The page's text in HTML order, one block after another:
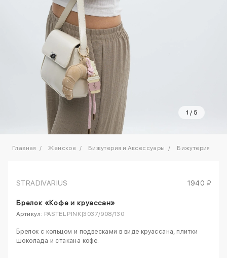
1 / 5
Главная Женское Бижутерия и Аксессуары Бижутерия
STRADIVARIUS 1940 ₽
Брелок «Кофе и круассан»
Артикул: PASTEL PINK|3037/908/130
Брелок с кольцом и подвесками в виде круассана, плитки
шоколада и стакана кофе.